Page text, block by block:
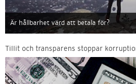
Är hållbarhet värd att betala för?
Tillit och transparens stoppar